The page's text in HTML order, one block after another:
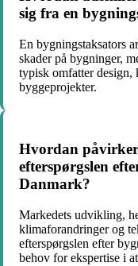
sig fra en
En bygningstaksators
skader på bygninger,
typisk omfatter design,
byggeprojekter.
Hvordan
efterspørgslen
Danmark?
Markedets udvikling,
klimaforandringer og
efterspørgslen efter
behov for ekspertise i